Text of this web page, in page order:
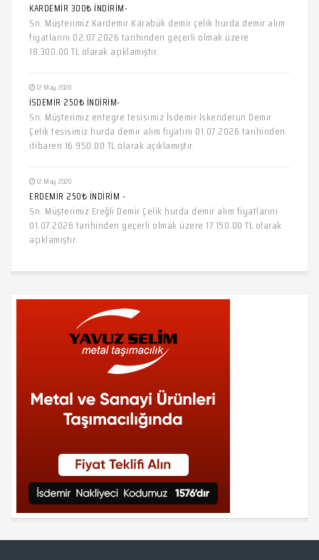
KARDEMİR 300₺ İNDİRİM-
Sn. Müşterimiz Kardemir Karabük demir çelik hurda demir alım
fiyatlarını 02.07.2026 tarihinden geçerli olmak üzere
18.300.00 TL olarak açıklamıştır.
12 May 2020
İSDEMİR 250₺ İNDİRİM-
Sn. Müşterimiz entegre tesisimiz İsdemir İskenderun Demir
Çelik tesisimiz hurda demir alım fiyatını 01.07.2026 tarihinden
itibaren 16.950.00 TL olarak açıklamıştır.
12 May 2020
ERDEMİR 250₺ İNDİRİM -
Sn. Müşterimiz Ereğli Demir Çelik hurda demir alım fiyatlarını
01.07.2026 tarihinden geçerli olmak üzere 17.150.00 TL olarak
açıklamıştır.